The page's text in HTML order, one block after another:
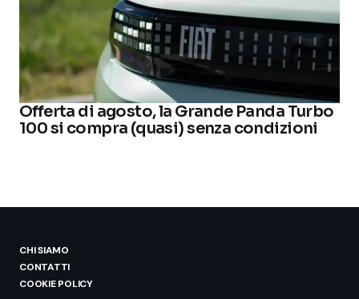
Offerta di agosto, la Grande Panda Turbo
100 si compra (quasi) senza condizioni
CHI SIAMO
CONTATTI
COOKIE POLICY